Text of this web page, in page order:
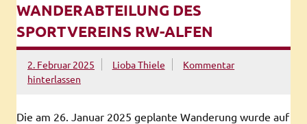
WANDERABTEILUNG DES
SPORTVEREINS RW-ALFEN
2. Februar 2025 Lioba Thiele
Kommentar
hinterlassen
Die am 26. Januar 2025 geplante Wanderung wurde auf